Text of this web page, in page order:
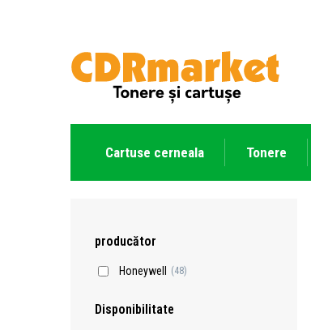
Cartuse cerneala Tonere
producător
Honeywell (48)
Disponibilitate